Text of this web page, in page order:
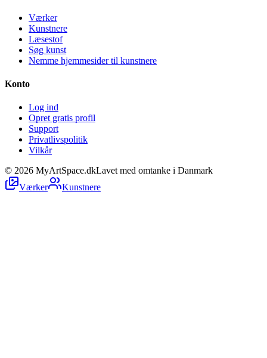
Værker
Kunstnere
Læsestof
Søg kunst
Nemme hjemmesider til kunstnere
Konto
Log ind
Opret gratis profil
Support
Privatlivspolitik
Vilkår
© 2026 MyArtSpace.dkLavet med omtanke i Danmark
Værker
Kunstnere